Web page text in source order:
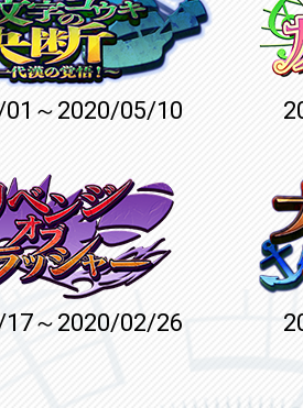
～2020/05/10
～2020/02/26